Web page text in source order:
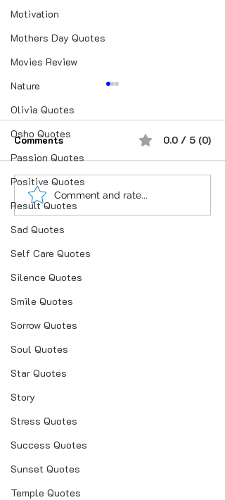
Motivation
Mothers Day Quotes
Movies Review
Nature
Olivia Quotes
Osho Quotes
Passion Quotes
Positive Quotes
Result Quotes
Sad Quotes
Self Care Quotes
Silence Quotes
Smile Quotes
Sorrow Quotes
Soul Quotes
Star Quotes
Story
Stress Quotes
Success Quotes
Sunset Quotes
Temple Quotes
क्यों मोहब्बत ढूँढ़ते हो इश्क़ की
तहरीर में.
Comments 0.0 / 5 (0)
Comment and rate...